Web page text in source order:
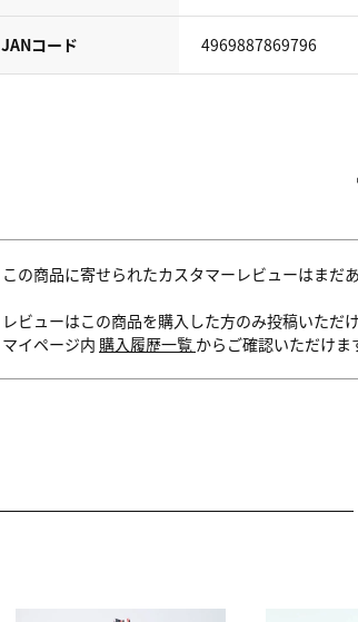
JANコード 4969887869796
この商品に寄せられたカスタマーレビューはまだあ
レビューはこの商品を購入した方のみ投稿いただ
マイページ内 購入履歴一覧 からご確認いただけま